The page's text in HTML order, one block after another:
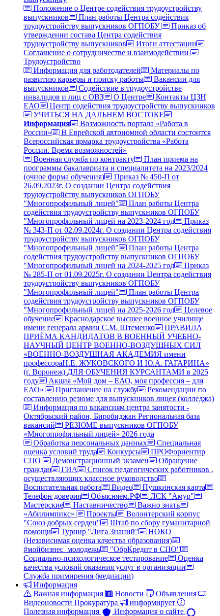
Положение о Центре содействия трудоустройству
выпускников
План работы Центра содействия
трудоустройству выпускников ОГПОБУ
Приказ об
утверждении состава Центра содействия
трудоустройству выпускников
Итоги аттестации
Соглашение о сотрудничестве и взаимодействии
Трудоустройство
Информация для работодателей
Материалы по
развитию карьеры и поиску работы
Вакансии для
выпускников
Содействие в трудоустройстве
инвалидов и лиц с ОВЗ
О Центре
Контакты ЦЗН
ЕАО
Центр содействия трудоустройству выпускников
УЧИТЬСЯ НА ДАЛЬНЕМ ВОСТОКЕ
Информация
Возможность портала «Работа в
России»
В Еврейской автономной области состоится
Всероссийская ярмарка трудоустройства «Работа
России. Время возможностей»
Военная служба по контракту
План приема на
программы бакалавриата и специалитета на 2023/2024
(очное форма обучения)
Приказ № 450-П от
26.09.2023г. О создании Центра содействия
трудоустройству выпускников ОГПОБУ
"Многопрофильный лицей"
План работы Центра
содействия трудоустройству выпускников ОГПОБУ
"Многопрофильный лицей на 2023-2024 год
Приказ
№ 343-П от 02.09.2024г. О создании Центра содействия
трудоустройству выпускников ОГПОБУ
"Многопрофильный лицей"
План работы Центра
содействия трудоустройству выпускников ОГПОБУ
"Многопрофильный лицей на 2024-2025 год
Приказ
№ 285-П от 01.09.2025г. О создании Центра содействия
трудоустройству выпускников ОГПОБУ
"Многопрофильный лицей"
План работы Центра
содействия трудоустройству выпускников ОГПОБУ
"Многопрофильный лицей на 2025-2026 год
Целевое
обучение
Краснодарское высшее военное училище
имени генерала армии С.М. Штеменко
ПРАВИЛА
ПРИЁМА КАНДИДАТОВ В ВОЕННЫЙ УЧЕБНО-
НАУЧНЫЙ ЦЕНТР ВОЕННО-ВОЗДУШНЫХ СИЛ
«ВОЕННО-ВОЗДУШНАЯ АКАДЕМИЯ имени
профессораН.Е. ЖУКОВСКОГО И Ю.А. ГАГАРИНА»
(г. Воронеж) ДЛЯ ОБУЧЕНИЯ КУРСАНТАМИ в 2025
году
Акция «Мой дом – ЕАО, моя профессия – для
ЕАО»
Приглашение на службу
Рекомендации по
составлению резюме для выпускников лицея (колледжа)
Информация по вакансиям центра занятости -
Октябрьский район, Биробиджан Региональная база
вакансий
РЕЗЮМЕ выпускников ОГПОБУ
«Многопрофильный лицей» 2026 года
Обработка персональных данных
Специальная
оценка условий труда
Конкурсы
ПРОФориентир
СПО
Демонстрационный экзамен
Обращение
граждан
ГИА
Список педагогических работников ,
осуществляющих классное руководство
Воспитательная работа
Видео
Пушкинская карта
Телефон доверия
Объясняем.РФ
ЛСК "Амур"
Мастерские
Наставничество
Важно знать
«Абилимпикс»
Проекты
Волонтерский корпус
"Союз добрых сердец"
Штаб по сбору гуманитарной
помощи
Турнир "Лига Знаний"
НОКО
(Независимая оценка качества образования)
#мойбизнес_молодежь
"ОбрКредит в СПО"
Социально-психологическое тестирование
Оценка
качества условий оказания услуг в организации
Служба примирения (медиации)
Информация
Важная информация
Новости
Объявления
Видеоновости Прокуратура
информирует
Полезная информация
Информация о сайте